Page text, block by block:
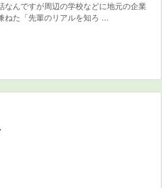
なんですが周辺の学校などに地元の企業
ねた「先輩のリアルを知ろ ...